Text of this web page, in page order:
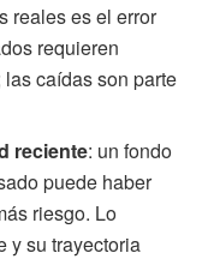
reales es el error
requieren
caídas son parte
reciente: un fondo
puede haber
riesgo. Lo
y su trayectoria